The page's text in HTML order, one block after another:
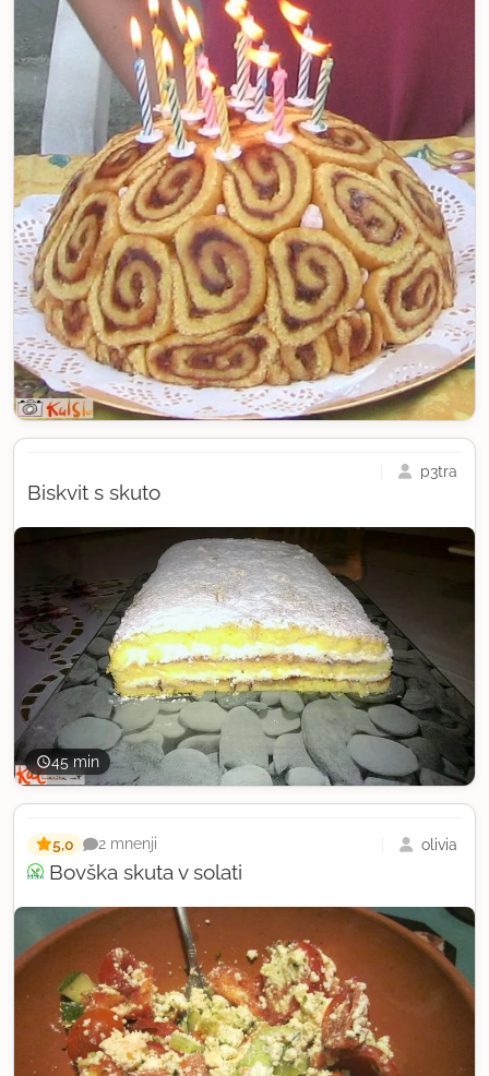
45 min
Biskvit s skuto
p3tra
Bovška skuta v solati
5,0 2 mnenji olivia